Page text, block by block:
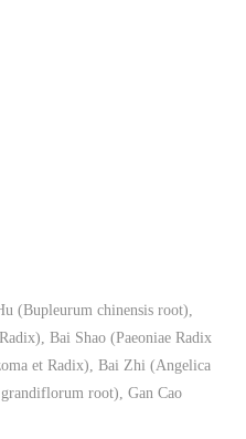
(Bupleurum chinensis root),
Bai Shao (Paeoniae Radix
et Radix), Bai Zhi (Angelica
root), Gan Cao